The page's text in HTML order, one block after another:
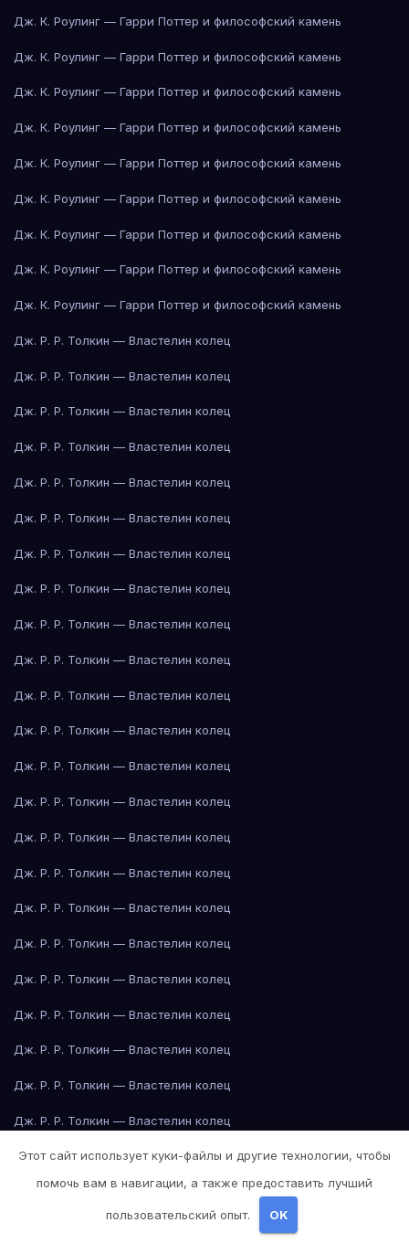
Дж. К. Роулинг — Гарри Поттер и философский камень
Дж. К. Роулинг — Гарри Поттер и философский камень
Дж. К. Роулинг — Гарри Поттер и философский камень
Дж. К. Роулинг — Гарри Поттер и философский камень
Дж. К. Роулинг — Гарри Поттер и философский камень
Дж. К. Роулинг — Гарри Поттер и философский камень
Дж. К. Роулинг — Гарри Поттер и философский камень
Дж. К. Роулинг — Гарри Поттер и философский камень
Дж. К. Роулинг — Гарри Поттер и философский камень
Дж. Р. Р. Толкин — Властелин колец
Дж. Р. Р. Толкин — Властелин колец
Дж. Р. Р. Толкин — Властелин колец
Дж. Р. Р. Толкин — Властелин колец
Дж. Р. Р. Толкин — Властелин колец
Дж. Р. Р. Толкин — Властелин колец
Дж. Р. Р. Толкин — Властелин колец
Дж. Р. Р. Толкин — Властелин колец
Дж. Р. Р. Толкин — Властелин колец
Дж. Р. Р. Толкин — Властелин колец
Дж. Р. Р. Толкин — Властелин колец
Дж. Р. Р. Толкин — Властелин колец
Дж. Р. Р. Толкин — Властелин колец
Дж. Р. Р. Толкин — Властелин колец
Дж. Р. Р. Толкин — Властелин колец
Дж. Р. Р. Толкин — Властелин колец
Дж. Р. Р. Толкин — Властелин колец
Дж. Р. Р. Толкин — Властелин колец
Дж. Р. Р. Толкин — Властелин колец
Дж. Р. Р. Толкин — Властелин колец
Дж. Р. Р. Толкин — Властелин колец
Дж. Р. Р. Толкин — Властелин колец
Дж. Р. Р. Толкин — Властелин колец
Дж. Р. Р. Толкин — Властелин колец
Джейн Остин — Гордость и предубеждение
Джейн Остин — Гордость и предубеждение
Этот сайт использует куки-файлы и другие технологии, чтобы
помочь вам в навигации, а также предоставить лучший
пользовательский опыт. OK